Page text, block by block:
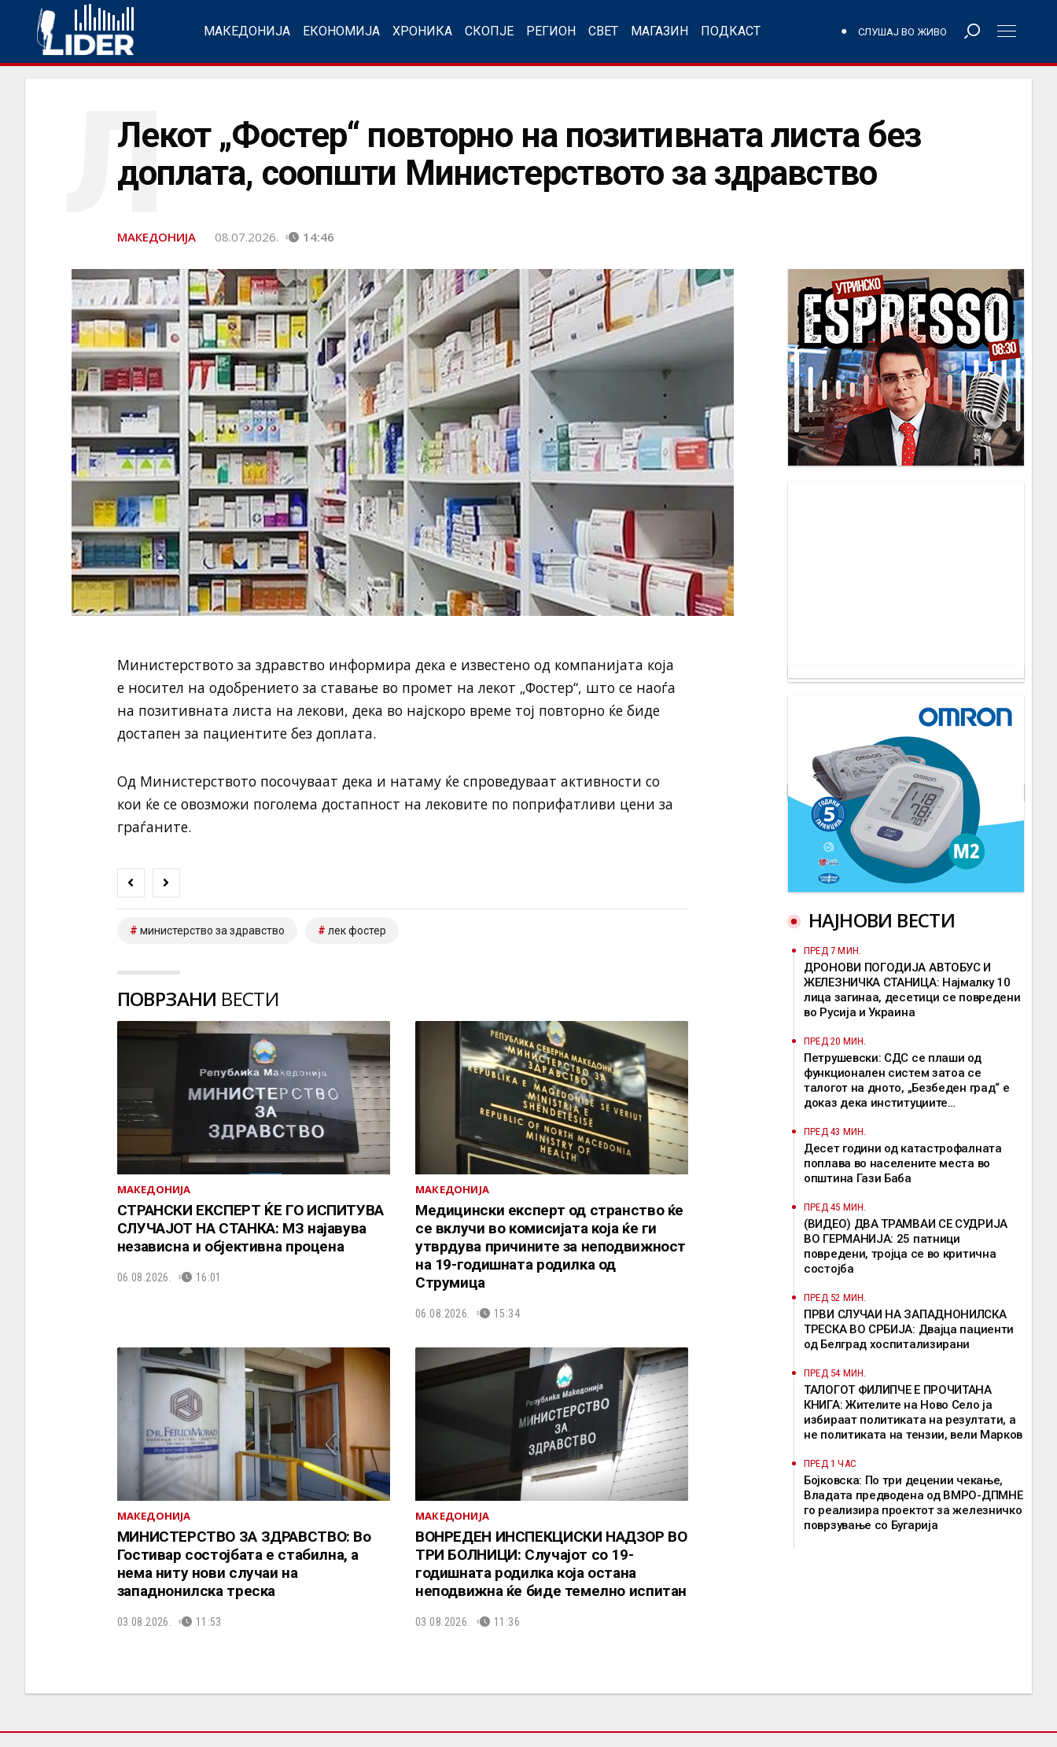
МАКЕДОНИЈА ЕКОНОМИЈА ХРОНИКА СКОПЈЕ РЕГИОН СВЕТ МАГАЗИН ПОДКАСТ СЛУШАЈ ВО ЖИВО
Лекот „Фостер“ повторно на позитивната листа без
доплата, соопшти Министерството за здравство
Л
МАКЕДОНИЈА 08.07.2026. 14:46
Министерството за здравство информира дека е известено од компанијата која
е носител на одобрението за ставање во промет на лекот „Фостер“, што се наоѓа
на позитивнатa листа на лекови, дека во најскоро време тој повторно ќе биде
достапен зa пациентите без доплата.
Од Министерството посочуваат дека и натаму ќе спроведуваат активности со
кои ќе сe овозможи поголема достапност на лековите по поприфатливи цени зa
граѓаните.
министерство за здравство лек фостер
ПОВРЗАНИ ВЕСТИ
МАКЕДОНИЈА
СТРАНСКИ ЕКСПЕРТ ЌЕ ГО ИСПИТУВА
СЛУЧАЈОТ НА СТАНКА: МЗ најавува
независна и објективна процена
06.08.2026. 16:01
МАКЕДОНИЈА
Медицински експерт од странство ќе
се вклучи во комисијата која ќе ги
утврдува причините за неподвижност
на 19-годишната родилка од
Струмица
06.08.2026. 15:34
МАКЕДОНИЈА
МИНИСТЕРСТВО ЗА ЗДРАВСТВО: Во
Гостивар состојбата е стабилна, а
нема ниту нови случаи на
западнонилска треска
03.08.2026. 11:53
МАКЕДОНИЈА
ВОНРЕДЕН ИНСПЕКЦИСКИ НАДЗОР ВО
ТРИ БОЛНИЦИ: Случајот со 19-
годишната родилка која остана
неподвижна ќе биде темелно испитан
03.08.2026. 11:36
НАЈНОВИ ВЕСТИ
ПРЕД 7 МИН.
ДРОНОВИ ПОГОДИЈА АВТОБУС И
ЖЕЛЕЗНИЧКА СТАНИЦА: Најмалку 10
лица загинаа, десетици се повредени
во Русија и Украина
ПРЕД 20 МИН.
Петрушевски: СДС се плаши од
функционален систем затоа се
талогот на дното, „Безбеден град“ е
доказ дека институциите
ПРЕД 43 МИН.
Десет години од катастрофалната
поплава во населените места во
општина Гази Баба
ПРЕД 45 МИН.
(ВИДЕО) ДВА ТРАМВАИ СЕ СУДРИЈА
ВО ГЕРМАНИЈА: 25 патници
повредени, тројца се во критична
состојба
ПРЕД 52 МИН.
ПРВИ СЛУЧАИ НА ЗАПАДНОНИЛСКА
ТРЕСКА ВО СРБИЈА: Двајца пациенти
од Белград хоспитализирани
ПРЕД 54 МИН.
ТАЛОГОТ ФИЛИПЧЕ Е ПРОЧИТАНА
КНИГА: Жителите на Ново Село ја
избираат политиката на резултати, а
не политиката на тензии, вели Марков
ПРЕД 1 ЧАС
Бојковска: По три децении чекање,
Владата предводена од ВМРО-ДПМНЕ
го реализира проектот за железничко
поврзување со Бугарија